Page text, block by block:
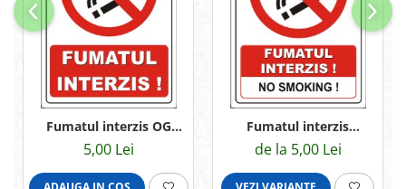
Fumatul interzis OG
20x15cm
5,00 Lei
Fumatul interzis
20x15cm
de la 5,00 Lei